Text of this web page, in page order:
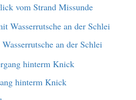
vom Strand Missunde
an der Schlei
hinterm Knick